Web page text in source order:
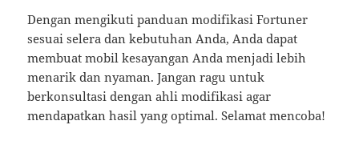
Dengan mengikuti panduan modifikasi Fortuner
sesuai selera dan kebutuhan Anda, Anda dapat
membuat mobil kesayangan Anda menjadi lebih
menarik dan nyaman. Jangan ragu untuk
berkonsultasi dengan ahli modifikasi agar
mendapatkan hasil yang optimal. Selamat mencoba!